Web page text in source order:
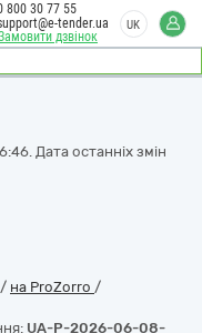
дзвінок
800 30 77 55
tender.ua
UK
Дата останніх змін
/ на ProZorro /
UA-P-2026-06-08-